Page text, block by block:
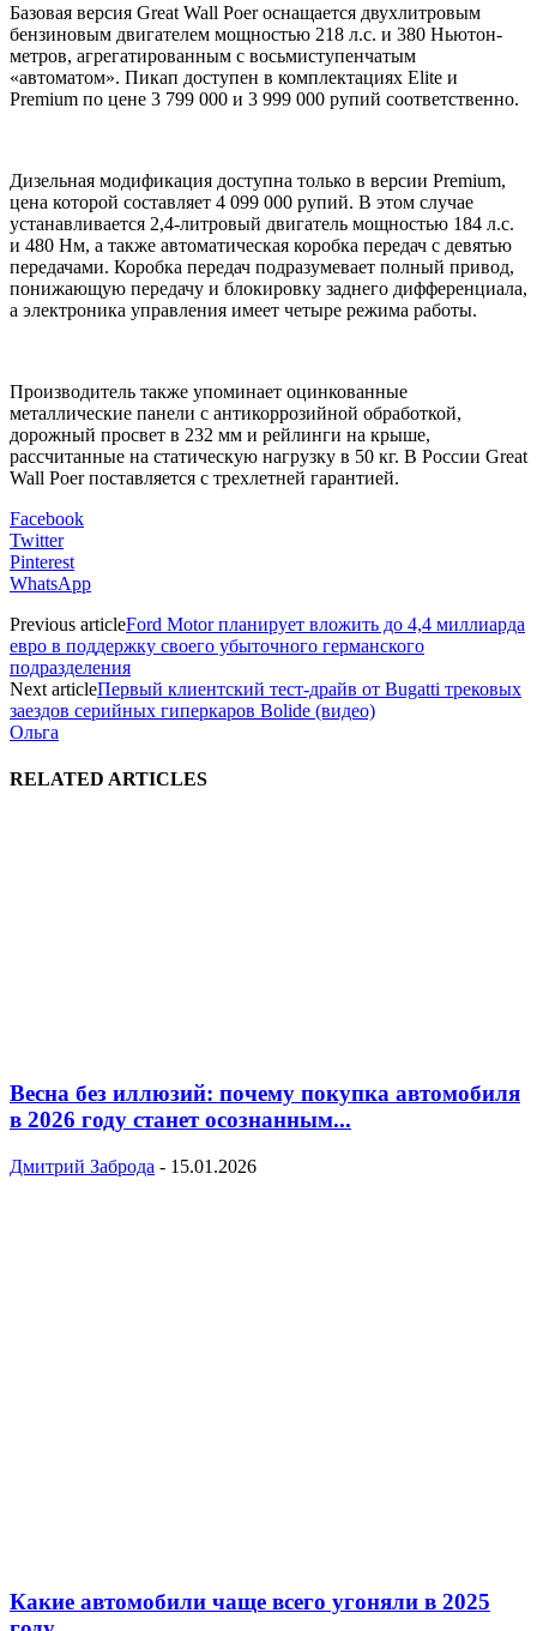
Базовая версия Great Wall Poer оснащается двухлитровым
бензиновым двигателем мощностью 218 л.с. и 380 Ньютон-
метров, агрегатированным с восьмиступенчатым
«автоматом». Пикап доступен в комплектациях Elite и
Premium по цене 3 799 000 и 3 999 000 рупий соответственно.
Дизельная модификация доступна только в версии Premium,
цена которой составляет 4 099 000 рупий. В этом случае
устанавливается 2,4-литровый двигатель мощностью 184 л.с.
и 480 Нм, а также автоматическая коробка передач с девятью
передачами. Коробка передач подразумевает полный привод,
понижающую передачу и блокировку заднего дифференциала,
а электроника управления имеет четыре режима работы.
Производитель также упоминает оцинкованные
металлические панели с антикоррозийной обработкой,
дорожный просвет в 232 мм и рейлинги на крыше,
рассчитанные на статическую нагрузку в 50 кг. В России Great
Wall Poer поставляется с трехлетней гарантией.
Facebook
Twitter
Pinterest
WhatsApp
Previous articleFord Motor планирует вложить до 4,4 миллиарда
евро в поддержку своего убыточного германского
подразделения
Next articleПервый клиентский тест-драйв от Bugatti трековых
заездов серийных гиперкаров Bolide (видео)
Ольга
RELATED ARTICLES
Весна без иллюзий: почему покупка автомобиля
в 2026 году станет осознанным...
Дмитрий Заброда - 15.01.2026
Какие автомобили чаще всего угоняли в 2025